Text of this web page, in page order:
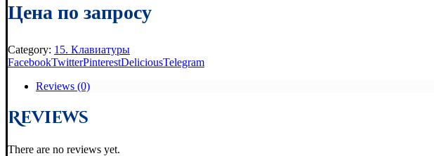
Цена по запросу
Category: 15. Клавиатуры
FacebookTwitterPinterestDeliciousTelegram
Reviews (0)
Reviews
There are no reviews yet.